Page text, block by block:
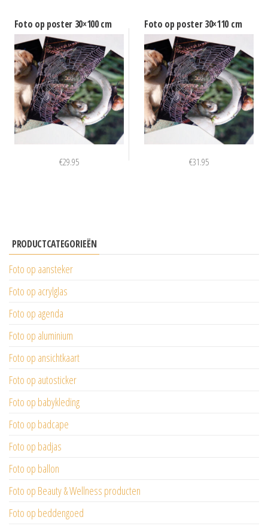
Foto op poster 30×100 cm
€29.95
Foto op poster 30×110 cm
€31.95
PRODUCTCATEGORIEËN
Foto op aansteker
Foto op acrylglas
Foto op agenda
Foto op aluminium
Foto op ansichtkaart
Foto op autosticker
Foto op babykleding
Foto op badcape
Foto op badjas
Foto op ballon
Foto op Beauty & Wellness producten
Foto op beddengoed